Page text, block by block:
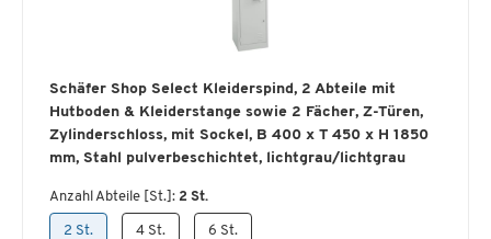
Schäfer Shop Select Kleiderspind, 2 Abteile mit
Hutboden & Kleiderstange sowie 2 Fächer, Z-Türen,
Zylinderschloss, mit Sockel, B 400 x T 450 x H 1850
mm, Stahl pulverbeschichtet, lichtgrau/lichtgrau
Anzahl Abteile [St.]: 2 St.
2 St. 4 St. 6 St.